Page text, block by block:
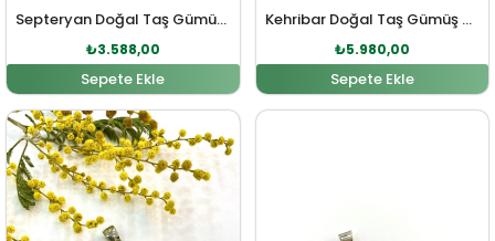
Septeryan Doğal Taş Gümüş Kolye Ucu
₺3.588,00
Sepete Ekle
Kehribar Doğal Taş Gümüş Kolye Ucu
₺5.980,00
Sepete Ekle
Orijinal fiyat: ₺3.643,00.
Şu andaki fiyat: ₺3.312,00. Orijinal fiyat:Şu andaki